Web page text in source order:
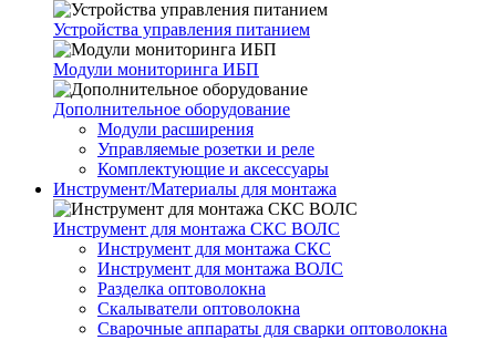
Устройства управления питанием
Модули мониторинга ИБП
Дополнительное оборудование
Модули расширения
Управляемые розетки и реле
Комплектующие и аксессуары
Инструмент/Материалы для монтажа
Инструмент для монтажа СКС ВОЛС
Инструмент для монтажа СКС
Инструмент для монтажа ВОЛС
Разделка оптоволокна
Скалыватели оптоволокна
Сварочные аппараты для сварки оптоволокна